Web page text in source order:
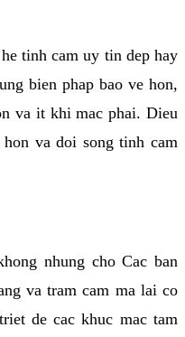
tinh cam uy tin dep hay
bien phap bao ve hon,
va it khi mac phai. Dieu
va doi song tinh cam
nhung cho Cac ban
va tram cam ma lai co
de cac khuc mac tam